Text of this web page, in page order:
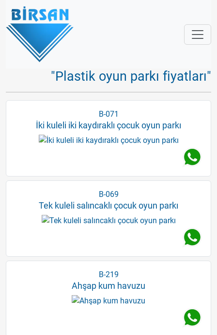
"Plastik oyun parkı fiyatları"
B-071
İki kuleli iki kaydıraklı çocuk oyun parkı
B-069
Tek kuleli salıncaklı çocuk oyun parkı
B-219
Ahşap kum havuzu